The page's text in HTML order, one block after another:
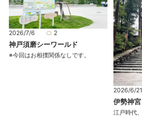
2026/7/6 2
神戸須磨シーワールド
※今回はお相撲関係なしです。
2026/6/21
伊勢神宮
江戸時代